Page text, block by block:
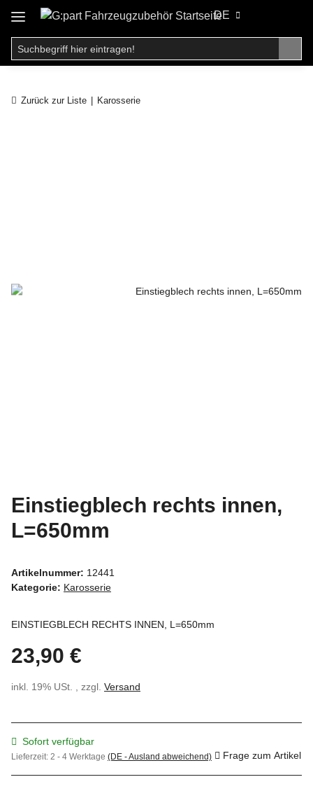
DE
Zurück zur Liste Karosserie
Einstiegblech rechts innen,
L=650mm
Artikelnummer: 12441
Kategorie: Karosserie
EINSTIEGBLECH RECHTS INNEN, L=650mm
23,90 €
inkl. 19% USt. , zzgl. Versand
Sofort verfügbar
Lieferzeit: 2 - 4 Werktage (DE - Ausland abweichend) Frage zum Artikel